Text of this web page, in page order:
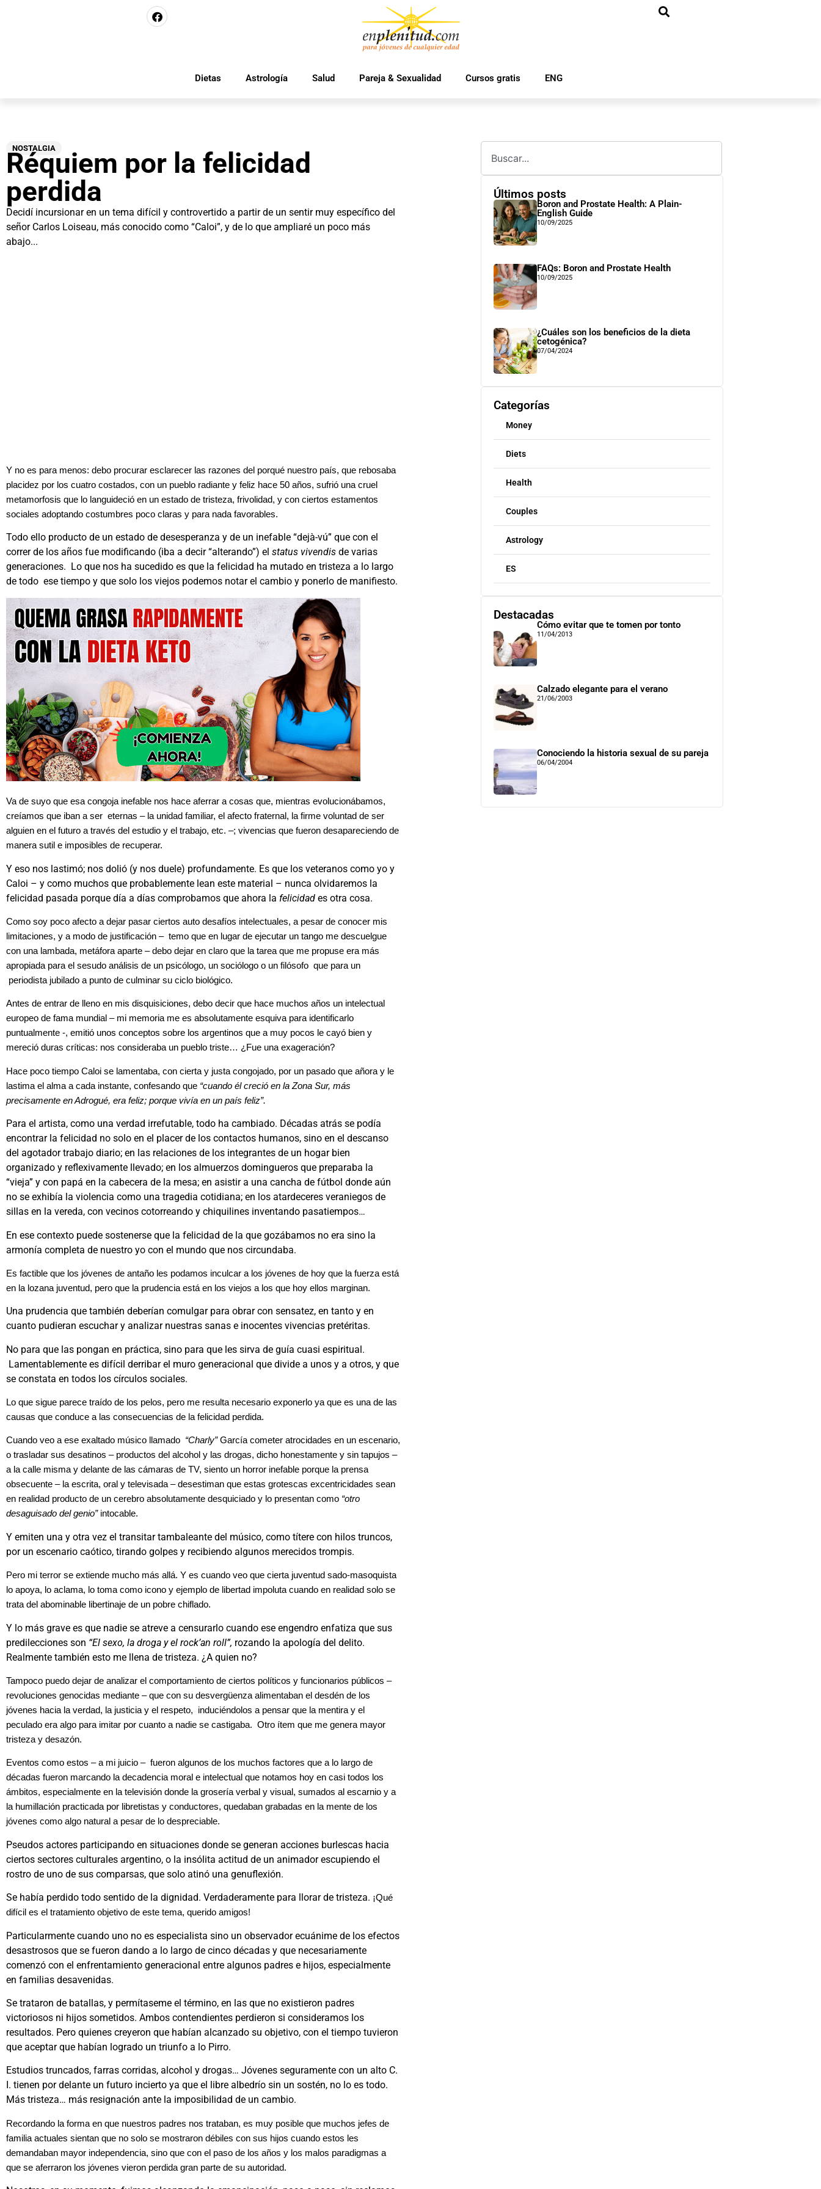
Dietas Astrología Salud Pareja & Sexualidad Cursos gratis ENG
NOSTALGIA
Réquiem por la felicidad
perdida
Decidí incursionar en un tema difícil y controvertido a partir de un sentir muy específico del
señor Carlos Loiseau, más conocido como “Caloi”, y de lo que ampliaré un poco más
abajo...
Y no es para menos: debo procurar esclarecer las razones del porqué nuestro país, que rebosaba
placidez por los cuatro costados, con un pueblo radiante y feliz hace 50 años, sufrió una cruel
metamorfosis que lo languideció en un estado de tristeza, frivolidad, y con ciertos estamentos
sociales adoptando costumbres poco claras y para nada favorables.
Todo ello producto de un estado de desesperanza y de un inefable “dejà-vú” que con el
correr de los años fue modificando (iba a decir “alterando”) el status vivendis de varias
generaciones. Lo que nos ha sucedido es que la felicidad ha mutado en tristeza a lo largo
de todo ese tiempo y que solo los viejos podemos notar el cambio y ponerlo de manifiesto.
Va de suyo que esa congoja inefable nos hace aferrar a cosas que, mientras evolucionábamos,
creíamos que iban a ser eternas – la unidad familiar, el afecto fraternal, la firme voluntad de ser
alguien en el futuro a través del estudio y el trabajo, etc. –; vivencias que fueron desapareciendo de
manera sutil e imposibles de recuperar.
Y eso nos lastimó; nos dolió (y nos duele) profundamente. Es que los veteranos como yo y
Caloi – y como muchos que probablemente lean este material – nunca olvidaremos la
felicidad pasada porque día a días comprobamos que ahora la felicidad es otra cosa.
Como soy poco afecto a dejar pasar ciertos auto desafíos intelectuales, a pesar de conocer mis
limitaciones, y a modo de justificación – temo que en lugar de ejecutar un tango me descuelgue
con una lambada, metáfora aparte – debo dejar en claro que la tarea que me propuse era más
apropiada para el sesudo análisis de un psicólogo, un sociólogo o un filósofo que para un
periodista jubilado a punto de culminar su ciclo biológico.
Antes de entrar de lleno en mis disquisiciones, debo decir que hace muchos años un intelectual
europeo de fama mundial – mi memoria me es absolutamente esquiva para identificarlo
puntualmente -, emitió unos conceptos sobre los argentinos que a muy pocos le cayó bien y
mereció duras críticas: nos consideraba un pueblo triste… ¿Fue una exageración?
Hace poco tiempo Caloi se lamentaba, con cierta y justa congojado, por un pasado que añora y le
lastima el alma a cada instante, confesando que “cuando él creció en la Zona Sur, más
precisamente en Adrogué, era feliz; porque vivía en un país feliz”.
Para el artista, como una verdad irrefutable, todo ha cambiado. Décadas atrás se podía
encontrar la felicidad no solo en el placer de los contactos humanos, sino en el descanso
del agotador trabajo diario; en las relaciones de los integrantes de un hogar bien
organizado y reflexivamente llevado; en los almuerzos domingueros que preparaba la
“vieja” y con papá en la cabecera de la mesa; en asistir a una cancha de fútbol donde aún
no se exhibía la violencia como una tragedia cotidiana; en los atardeceres veraniegos de
sillas en la vereda, con vecinos cotorreando y chiquilines inventando pasatiempos…
En ese contexto puede sostenerse que la felicidad de la que gozábamos no era sino la
armonía completa de nuestro yo con el mundo que nos circundaba.
Es factible que los jóvenes de antaño les podamos inculcar a los jóvenes de hoy que la fuerza está
en la lozana juventud, pero que la prudencia está en los viejos a los que hoy ellos marginan.
Una prudencia que también deberían comulgar para obrar con sensatez, en tanto y en
cuanto pudieran escuchar y analizar nuestras sanas e inocentes vivencias pretéritas.
No para que las pongan en práctica, sino para que les sirva de guía cuasi espiritual.
Lamentablemente es difícil derribar el muro generacional que divide a unos y a otros, y que
se constata en todos los círculos sociales.
Lo que sigue parece traído de los pelos, pero me resulta necesario exponerlo ya que es una de las
causas que conduce a las consecuencias de la felicidad perdida.
Cuando veo a ese exaltado músico llamado “Charly”García cometer atrocidades en un escenario,
o trasladar sus desatinos – productos del alcohol y las drogas, dicho honestamente y sin tapujos –
a la calle misma y delante de las cámaras de TV, siento un horror inefable porque la prensa
obsecuente – la escrita, oral y televisada – desestiman que estas grotescas excentricidades sean
en realidad producto de un cerebro absolutamente desquiciado y lo presentan como “otro
desaguisado del genio” intocable.
Y emiten una y otra vez el transitar tambaleante del músico, como títere con hilos truncos,
por un escenario caótico, tirando golpes y recibiendo algunos merecidos trompis.
Pero mi terror se extiende mucho más allá. Y es cuando veo que cierta juventud sado-masoquista
lo apoya, lo aclama, lo toma como icono y ejemplo de libertad impoluta cuando en realidad solo se
trata del abominable libertinaje de un pobre chiflado.
Y lo más grave es que nadie se atreve a censurarlo cuando ese engendro enfatiza que sus
predilecciones son “El sexo, la droga y el rock’an roll”, rozando la apología del delito.
Realmente también esto me llena de tristeza. ¿A quien no?
Tampoco puedo dejar de analizar el comportamiento de ciertos políticos y funcionarios públicos –
revoluciones genocidas mediante – que con su desvergüenza alimentaban el desdén de los
jóvenes hacia la verdad, la justicia y el respeto, induciéndolos a pensar que la mentira y el
peculado era algo para imitar por cuanto a nadie se castigaba. Otro ítem que me genera mayor
tristeza y desazón.
Eventos como estos – a mi juicio – fueron algunos de los muchos factores que a lo largo de
décadas fueron marcando la decadencia moral e intelectual que notamos hoy en casi todos los
ámbitos, especialmente en la televisión donde la grosería verbal y visual, sumados al escarnio y a
la humillación practicada por libretistas y conductores, quedaban grabadas en la mente de los
jóvenes como algo natural a pesar de lo despreciable.
Pseudos actores participando en situaciones donde se generan acciones burlescas hacia
ciertos sectores culturales argentino, o la insólita actitud de un animador escupiendo el
rostro de uno de sus comparsas, que solo atinó una genuflexión.
Se había perdido todo sentido de la dignidad. Verdaderamente para llorar de tristeza. ¡Qué
difícil es el tratamiento objetivo de este tema, querido amigos!
Particularmente cuando uno no es especialista sino un observador ecuánime de los efectos
desastrosos que se fueron dando a lo largo de cinco décadas y que necesariamente
comenzó con el enfrentamiento generacional entre algunos padres e hijos, especialmente
en familias desavenidas.
Se trataron de batallas, y permítaseme el término, en las que no existieron padres
victoriosos ni hijos sometidos. Ambos contendientes perdieron si consideramos los
resultados. Pero quienes creyeron que habían alcanzado su objetivo, con el tiempo tuvieron
que aceptar que habían logrado un triunfo a lo Pirro.
Estudios truncados, farras corridas, alcohol y drogas… Jóvenes seguramente con un alto C.
I. tienen por delante un futuro incierto ya que el libre albedrío sin un sostén, no lo es todo.
Más tristeza… más resignación ante la imposibilidad de un cambio.
Recordando la forma en que nuestros padres nos trataban, es muy posible que muchos jefes de
familia actuales sientan que no solo se mostraron débiles con sus hijos cuando estos les
demandaban mayor independencia, sino que con el paso de los años y los malos paradigmas a
que se aferraron los jóvenes vieron perdida gran parte de su autoridad.
Últimos posts
Boron and Prostate Health: A Plain-
English Guide
10/09/2025
FAQs: Boron and Prostate Health
10/09/2025
¿Cuáles son los beneficios de la dieta
cetogénica?
07/04/2024
Categorías
Money
Diets
Health
Couples
Astrology
ES
Destacadas
Cómo evitar que te tomen por tonto
11/04/2013
Calzado elegante para el verano
21/06/2003
Conociendo la historia sexual de su pareja
06/04/2004